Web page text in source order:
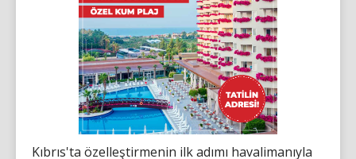
Kıbrıs'ta özelleştirmenin ilk adımı havalimanıyla